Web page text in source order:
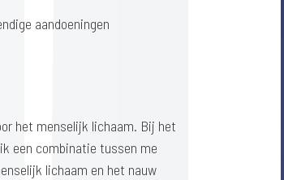
aandoeningen
het menselijk lichaam. Bij het
een combinatie tussen me
lichaam en het nauw